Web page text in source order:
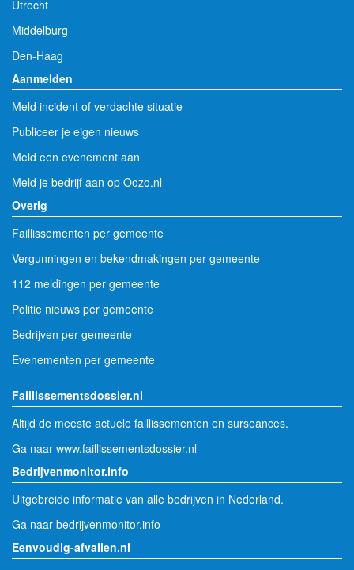
Utrecht
Middelburg
Den-Haag
Aanmelden
Meld incident of verdachte situatie
Publiceer je eigen nieuws
Meld een evenement aan
Meld je bedrijf aan op Oozo.nl
Overig
Faillissementen per gemeente
Vergunningen en bekendmakingen per gemeente
112 meldingen per gemeente
Politie nieuws per gemeente
Bedrijven per gemeente
Evenementen per gemeente
Faillissementsdossier.nl
Altijd de meeste actuele faillissementen en surseances.
Ga naar www.faillissementsdossier.nl
Bedrijvenmonitor.info
Uitgebreide informatie van alle bedrijven in Nederland.
Ga naar bedrijvenmonitor.info
Eenvoudig-afvallen.nl